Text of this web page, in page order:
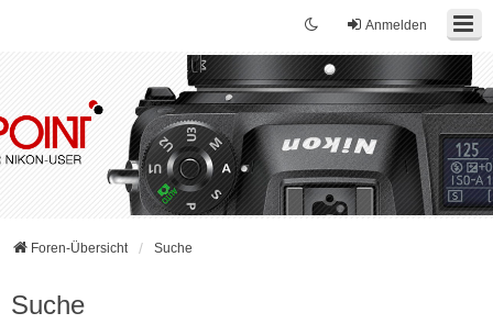
Anmelden
Foren-Übersicht Suche
Suche